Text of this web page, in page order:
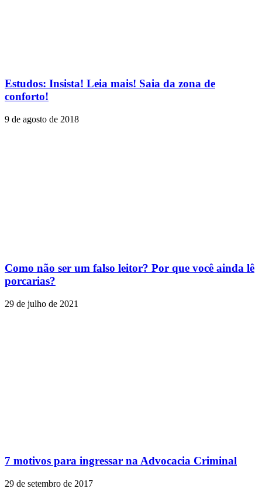
Estudos: Insista! Leia mais! Saia da zona de
conforto!
9 de agosto de 2018
Como não ser um falso leitor? Por que você ainda lê
porcarias?
29 de julho de 2021
7 motivos para ingressar na Advocacia Criminal
29 de setembro de 2017